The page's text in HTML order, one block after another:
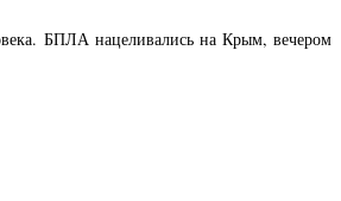
БПЛА нацеливались на Крым, вечером